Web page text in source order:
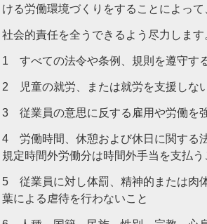
ける労働環境づくりをすることによって
社会的責任を全うできるよう尽力します
1 すべての法令や条例、規則を遵守す
2 児童の就労、または就労を支援しな
3 従業員の意思に反する雇用や労働を
4 労働時間、休憩および休日に関する
規定時間外労働分は時間外手当を支払う
5 従業員に対し体罰、精神的または肉
葉による虐待を行わないこと